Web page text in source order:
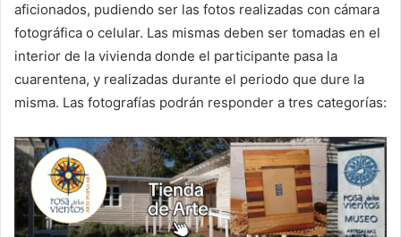
aficionados, pudiendo ser las fotos realizadas con cámara
fotográfica o celular. Las mismas deben ser tomadas en el
interior de la vivienda donde el participante pasa la
cuarentena, y realizadas durante el periodo que dure la
misma. Las fotografías podrán responder a tres categorías: